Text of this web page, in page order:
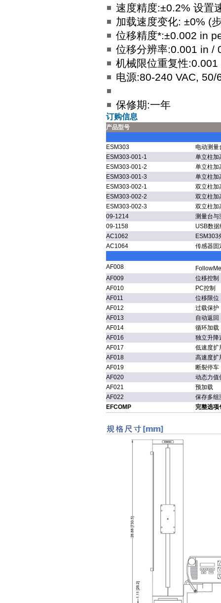
速度精度:±0.2% 设置
加载速度变化: ±0% (
位移精度*:±0.002 in
位移分辨率:0.001 in /
机械限位重复性
电源:80-240 VAC, 50/
保修期:一年
订购信息
产品型号
ESM303
电动测量
ESM303-001-1
单立柱加
ESM303-001-2
单立柱加
ESM303-001-3
单立柱加
ESM303-002-1
双立柱加
ESM303-002-2
双立柱加
ESM303-002-3
双立柱加
09-1214
测量台与
09-1158
USB数据
AC1062
ESM303
AC1064
传感器固
AF008
FollowMe
AF009
位移控制
AF010
PC控制
AF011
位移限位
AF012
过载保护
AF013
自动返回
AF014
循环加载
AF016
独立升降
AF017
低速度扩
AF018
高速度扩
AF019
断裂停车
AF020
动态力值
AF021
预加载
AF022
保存多组
EFCOMP
完整选项